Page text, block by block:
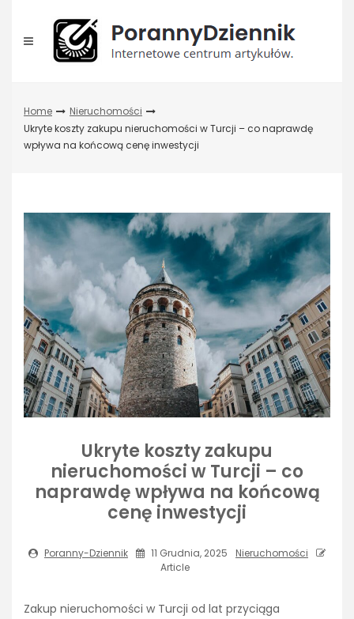
content
Home
Nieruchomości
Ukryte koszty zakupu nieruchomości w Turcji – co naprawdę
wpływa na końcową cenę inwestycji
Ukryte koszty zakupu
nieruchomości w Turcji – co
naprawdę wpływa na końcową
cenę inwestycji
Poranny-Dziennik 11 Grudnia, 2025
Nieruchomości
Article
Zakup nieruchomości w Turcji od lat przyciąga